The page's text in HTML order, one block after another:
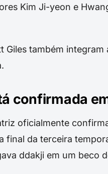
Kim Ji-yeon e
Giles também
confirmada
oficialmente
final da terceira
ddakji em um beco